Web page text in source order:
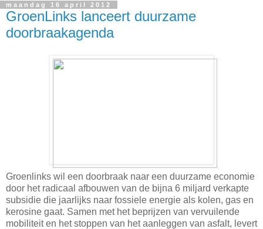
maandag 16 april 2012
GroenLinks lanceert duurzame
doorbraakagenda
Groenlinks wil een doorbraak naar een duurzame economie
door het radicaal afbouwen van de bijna 6 miljard verkapte
subsidie die jaarlijks naar fossiele energie als kolen, gas en
kerosine gaat. Samen met het beprijzen van vervuilende
mobiliteit en het stoppen van het aanleggen van asfalt, levert